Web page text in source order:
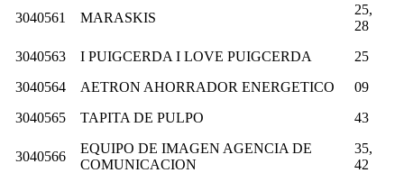
3040561 MARASKIS
25,
28
3040563
I PUIGCERDA I LOVE PUIGCERDA
25
3040564
AETRON AHORRADOR ENERGETICO
09
3040565
TAPITA DE PULPO 43
3040566
EQUIPO DE IMAGEN AGENCIA DE
COMUNICACION
35,
42